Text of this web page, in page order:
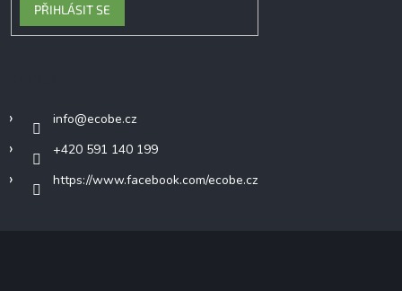
PŘIHLÁSIT SE
info@ecobe.cz
+420 591 140 199
https://www.facebook.com/ecobe.cz